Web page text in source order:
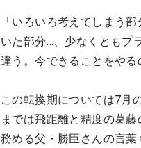
「いろいろ考えてしまう
いた部分…、少なくともプ
違う。今できることをやる
この転換期については7月
までは飛距離と精度の葛
務める父・勝臣さんの言葉